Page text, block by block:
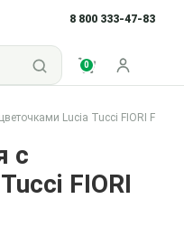
8 800 333-47-83
0
Войти
Lucia Tucci FIORI Fiori
с
FIORI